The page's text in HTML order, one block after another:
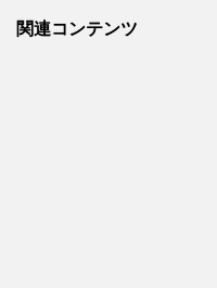
関連コンテンツ